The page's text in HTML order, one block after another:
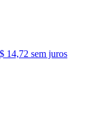
14,72 sem juros